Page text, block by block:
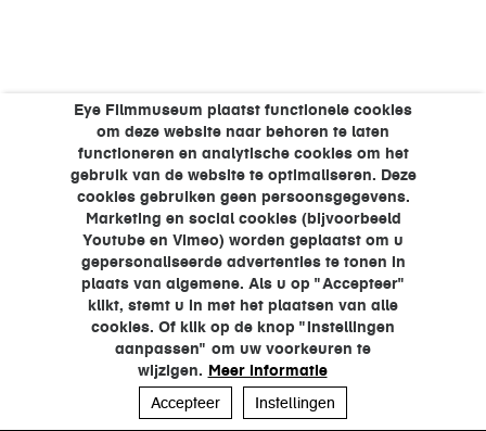
Eye Filmmuseum plaatst functionele cookies
om deze website naar behoren te laten
functioneren en analytische cookies om het
gebruik van de website te optimaliseren. Deze
cookies gebruiken geen persoonsgegevens.
Marketing en social cookies (bijvoorbeeld
Youtube en Vimeo) worden geplaatst om u
gepersonaliseerde advertenties te tonen in
plaats van algemene. Als u op "Accepteer"
klikt, stemt u in met het plaatsen van alle
cookies. Of klik op de knop "Instellingen
aanpassen" om uw voorkeuren te
wijzigen. Meer informatie
Accepteer
Instellingen